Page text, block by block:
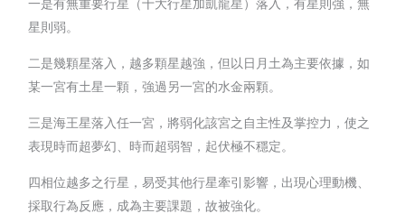
一是有無重要行星（十大行星加凱龍星）落入，有星則強，無
星則弱。
二是幾顆星落入，越多顆星越強，但以日月土為主要依據，如
某一宮有土星一顆，強過另一宮的水金兩顆。
三是海王星落入任一宮，將弱化該宮之自主性及掌控力，使之
表現時而超夢幻、時而超弱智，起伏極不穩定。
四相位越多之行星，易受其他行星牽引影響，出現心理動機、
採取行為反應，成為主要課題，故被強化。